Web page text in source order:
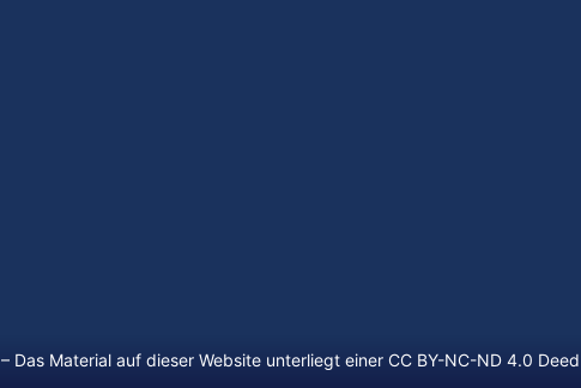
– Das Material auf dieser Website unterliegt einer CC BY-NC-ND 4.0 Deed